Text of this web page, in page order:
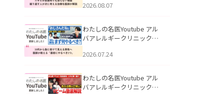
らない理由｜繰り返す人が
説」を公開いたしました。
2026.08.07
わたしの名医Youtube アル
バアレルギークリニック札
える男性へ｜医師が教える
公開いたしました。
2026.07.24
わたしの名医Youtube アル
バアレルギークリニック札